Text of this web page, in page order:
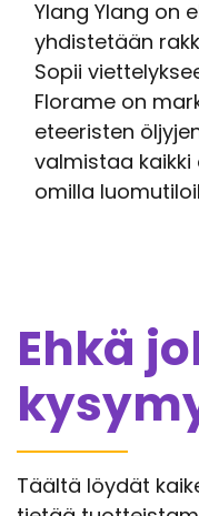
Ylang Ylang on
yhdistetään
Sopii
Florame on
eteeristen
valmistaa
omilla
Ehkä
Täältä löydät